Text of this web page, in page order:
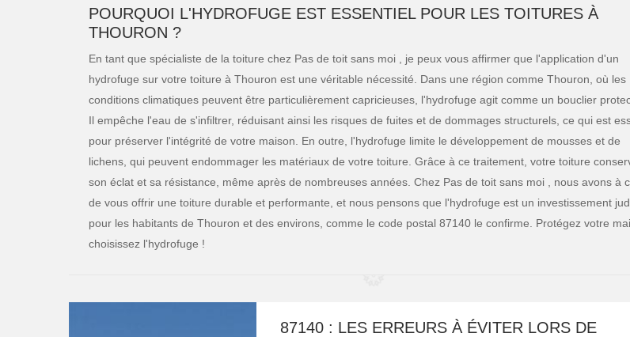
POURQUOI L'HYDROFUGE EST ESSENTIEL POUR LES TOITURES À
THOURON ?
En tant que spécialiste de la toiture chez Pas de toit sans moi , je peux vous affirmer que l'application d'un
hydrofuge sur votre toiture à Thouron est une véritable nécessité. Dans une région comme Thouron, où les
conditions climatiques peuvent être particulièrement capricieuses, l'hydrofuge agit comme un bouclier
Il empêche l'eau de s'infiltrer, réduisant ainsi les risques de fuites et de dommages structurels, ce qui est
pour préserver l'intégrité de votre maison. En outre, l'hydrofuge limite le développement de mousses et de
lichens, qui peuvent endommager les matériaux de votre toiture. Grâce à ce traitement, votre toiture
son éclat et sa résistance, même après de nombreuses années. Chez Pas de toit sans moi , nous avons à
de vous offrir une toiture durable et performante, et nous pensons que l'hydrofuge est un investissement
pour les habitants de Thouron et des environs, comme le code postal 87140 le confirme. Protégez votre
choisissez l'hydrofuge !
87140 : LES ERREURS À ÉVITER LORS DE